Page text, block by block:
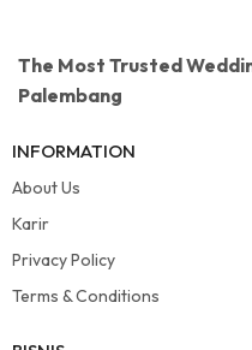
The Most Trusted
Palembang
INFORMATION
About Us
Karir
Privacy Policy
Terms & Conditions